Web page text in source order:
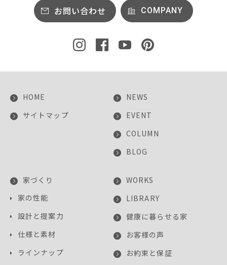
お問い合わせ COMPANY
HOME
サイトマップ
NEWS
EVENT
COLUMN
BLOG
家づくり
家の性能
設計と提案力
仕様と素材
ラインナップ
WORKS
LIBRARY
健康に暮らせる家
お客様の声
お約束と保証